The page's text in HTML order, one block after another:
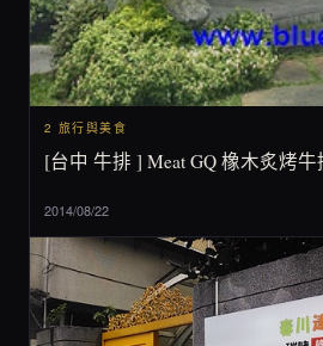
2 旅行與美食
[台中 牛排 ] Meat GQ 橡木炙烤
2014/08/22